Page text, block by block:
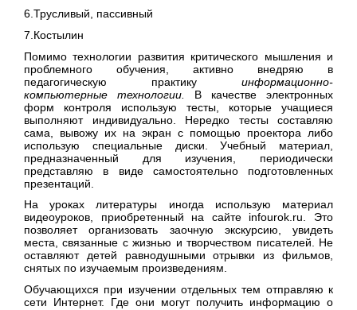
6.Трусливый, пассивный
7.Костылин
Помимо технологии развития критического мышления и
проблемного обучения, активно внедряю в
педагогическую практику информационно-
компьютерные технологии.
В качестве электронных
форм контроля использую тесты, которые учащиеся
выполняют индивидуально. Нередко тесты составляю
сама, вывожу их на экран с помощью проектора либо
использую специальные диски. Учебный материал,
предназначенный для изучения, периодически
представляю в виде самостоятельно подготовленных
презентаций.
На уроках литературы иногда использую материал
видеоуроков, приобретенный на сайте infourok.ru. Это
позволяет организовать заочную экскурсию, увидеть
места, связанные с жизнью и творчеством писателей. Не
оставляют детей равнодушными отрывки из фильмов,
снятых по изучаемым произведениям.
Обучающихся при изучении отдельных тем отправляю к
сети Интернет. Где они могут получить информацию о